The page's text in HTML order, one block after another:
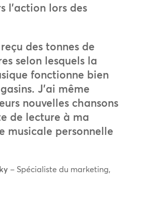
l’action lors des
des tonnes de
selon lesquels la
fonctionne bien
J’ai même
nouvelles chansons
de lecture à ma
musicale personnelle
– Spécialiste du marketing,